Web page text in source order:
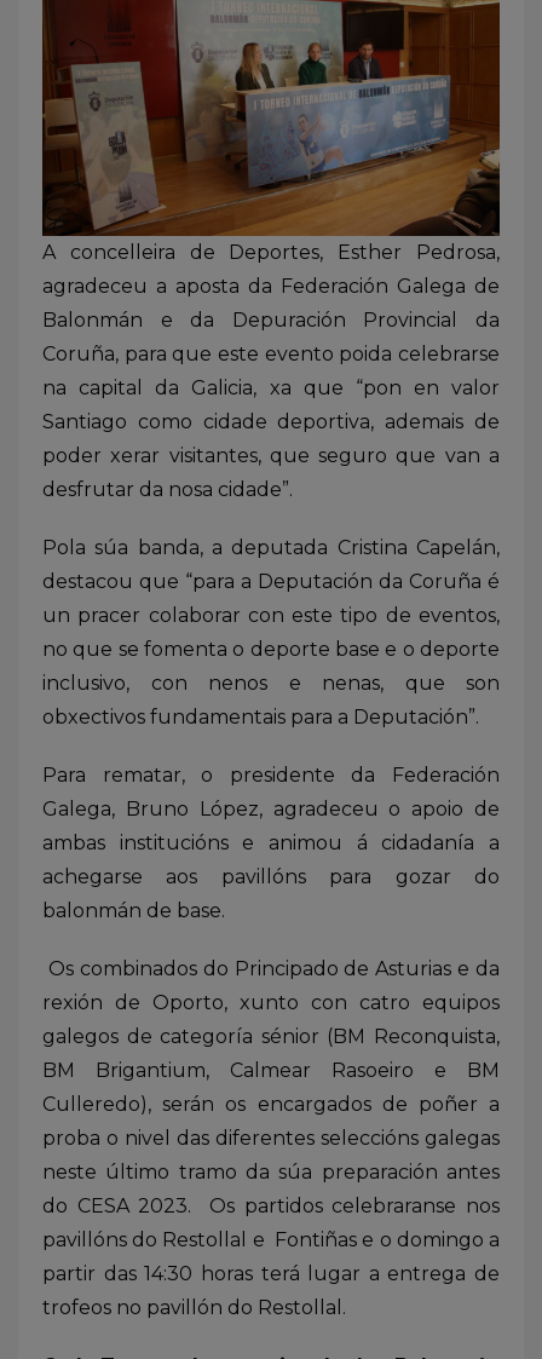
A concelleira de Deportes, Esther Pedrosa,
agradeceu a aposta da Federación Galega de
Balonmán e da Depuración Provincial da
Coruña, para que este evento poida celebrarse
na capital da Galicia, xa que “pon en valor
Santiago como cidade deportiva, ademais de
poder xerar visitantes, que seguro que van a
desfrutar da nosa cidade”.
Pola súa banda, a deputada Cristina Capelán,
destacou que “para a Deputación da Coruña é
un pracer colaborar con este tipo de eventos,
no que se fomenta o deporte base e o deporte
inclusivo, con nenos e nenas, que son
obxectivos fundamentais para a Deputación”.
Para rematar, o presidente da Federación
Galega, Bruno López, agradeceu o apoio de
ambas institucións e animou á cidadanía a
achegarse aos pavillóns para gozar do
balonmán de base.
Os combinados do Principado de Asturias e da
rexión de Oporto, xunto con catro equipos
galegos de categoría sénior (BM Reconquista,
BM Brigantium, Calmear Rasoeiro e BM
Culleredo), serán os encargados de poñer a
proba o nivel das diferentes seleccións galegas
neste último tramo da súa preparación antes
do CESA 2023. Os partidos celebraranse nos
pavillóns do Restollal e Fontiñas e o domingo a
partir das 14:30 horas terá lugar a entrega de
trofeos no pavillón do Restollal.